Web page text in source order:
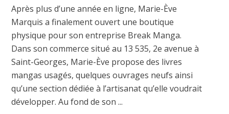
Après plus d’une année en ligne, Marie-Ève
Marquis a finalement ouvert une boutique
physique pour son entreprise Break Manga.
Dans son commerce situé au 13 535, 2e avenue à
Saint-Georges, Marie-Ève propose des livres
mangas usagés, quelques ouvrages neufs ainsi
qu’une section dédiée à l’artisanat qu’elle voudrait
développer. Au fond de son ...